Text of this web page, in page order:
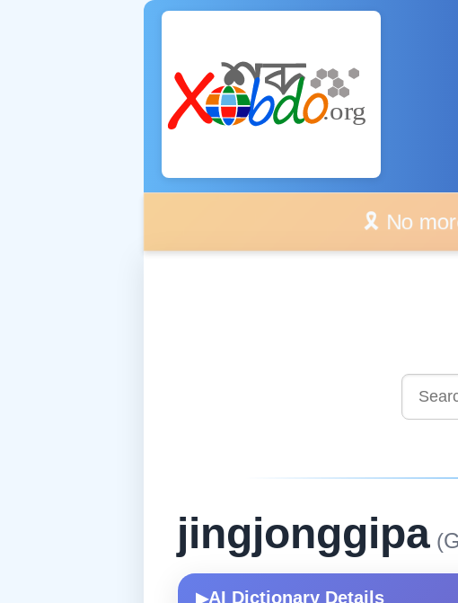
🎗️ No
jingjonggipa
▶AI Dictionary Details